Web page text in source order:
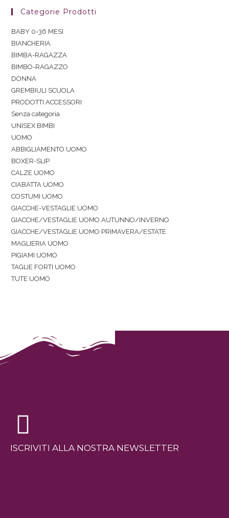
Categorie Prodotti
BABY 0-36 MESI
BIANCHERIA
BIMBA-RAGAZZA
BIMBO-RAGAZZO
DONNA
GREMBIULI SCUOLA
PRODOTTI ACCESSORI
Senza categoria
UNISEX BIMBI
UOMO
ABBIGLIAMENTO UOMO
BOXER-SLIP
CALZE UOMO
CIABATTA UOMO
COSTUMI UOMO
GIACCHE-VESTAGLIE UOMO
GIACCHE/VESTAGLIE UOMO AUTUNNO/INVERNO
GIACCHE/VESTAGLIE UOMO PRIMAVERA/ESTATE
MAGLIERIA UOMO
PIGIAMI UOMO
TAGLIE FORTI UOMO
TUTE UOMO
ISCRIVITI ALLA NOSTRA NEWSLETTER